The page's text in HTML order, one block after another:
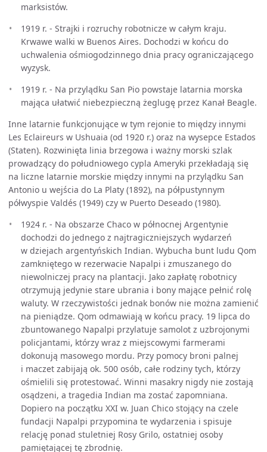
marksistów.
1919 r. - Strajki i rozruchy robotnicze w całym kraju.
Krwawe walki w Buenos Aires. Dochodzi w końcu do
uchwalenia ośmiogodzinnego dnia pracy ograniczającego
wyzysk.
1919 r. - Na przylądku San Pio powstaje latarnia morska
mająca ułatwić niebezpieczną żeglugę przez Kanał Beagle.
Inne latarnie funkcjonujące w tym rejonie to między innymi
Les Eclaireurs w Ushuaia (od 1920 r.) oraz na wysepce Estados
(Staten). Rozwinięta linia brzegowa i ważny morski szlak
prowadzący do południowego cypla Ameryki przekładają się
na liczne latarnie morskie między innymi na przylądku San
Antonio u wejścia do La Platy (1892), na półpustynnym
półwyspie Valdés (1949) czy w Puerto Deseado (1980).
1924 r. - Na obszarze Chaco w północnej Argentynie
dochodzi do jednego z najtragiczniejszych wydarzeń
w dziejach argentyńskich Indian. Wybucha bunt ludu Qom
zamkniętego w rezerwacie Napalpi i zmuszanego do
niewolniczej pracy na plantacji. Jako zapłatę robotnicy
otrzymują jedynie stare ubrania i bony mające pełnić rolę
waluty. W rzeczywistości jednak bonów nie można zamienić
na pieniądze. Qom odmawiają w końcu pracy. 19 lipca do
zbuntowanego Napalpi przylatuje samolot z uzbrojonymi
policjantami, którzy wraz z miejscowymi farmerami
dokonują masowego mordu. Przy pomocy broni palnej
i maczet zabijają ok. 500 osób, całe rodziny tych, którzy
ośmielili się protestować. Winni masakry nigdy nie zostają
osądzeni, a tragedia Indian ma zostać zapomniana.
Dopiero na początku XXI w. Juan Chico stojący na czele
fundacji Napalpi przypomina te wydarzenia i spisuje
relację ponad stuletniej Rosy Grilo, ostatniej osoby
pamiętającej tę zbrodnię.